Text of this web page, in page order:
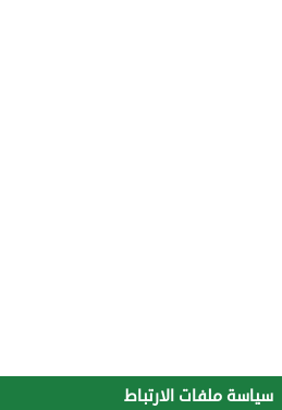
سياسة ملفات الارتباط